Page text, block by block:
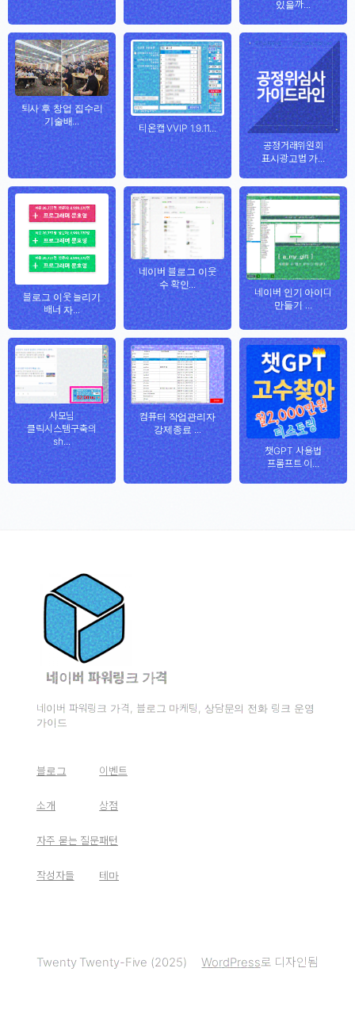
있을까...
퇴사 후 창업 집수리
기술배...
티온캡 VVIP 1.9.11...
공정거래위원회
표시광고법 가...
블로그 이웃 늘리기
배너 자...
네이버 블로그 이웃
수 확인...
네이버 인기 아이디
만들기 ...
사모님
클릭시스템구축의
sh...
컴퓨터 작업관리자
강제종료 ...
챗GPT 사용법
프롬프트 이...
네이버 파워링크 가격
네이버 파워링크 가격, 블로그 마케팅, 상담문의 전화 링크 운영
가이드
블로그
소개
자주 묻는 질문
작성자들
이벤트
상점
패턴
테마
Twenty Twenty-Five (2025) WordPress로 디자인됨